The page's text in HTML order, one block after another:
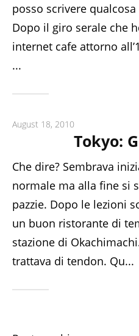
posso scrivere
Dopo il giro serale che
internet cafe attorno
...
August 18, 2010
Tokyo:
Che dire? Sembrava
normale ma alla fine si
pazzie. Dopo le lezioni
un buon ristorante di
stazione di
trattava di tendon. Qu...